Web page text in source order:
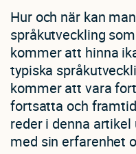
Hur och när kan
språkutveckling
kommer att hinna
typiska
kommer att vara
fortsatta och
reder i denna
med sin erfarenhet